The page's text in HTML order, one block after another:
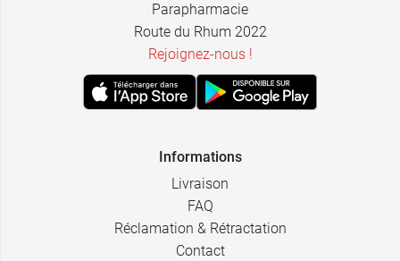
Parapharmacie
Route du Rhum 2022
Rejoignez-nous !
Informations
Livraison
FAQ
Réclamation & Rétractation
Contact